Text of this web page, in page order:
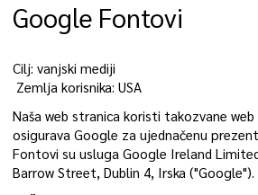
Google Fontovi
Cilj: vanjski mediji
Zemlja korisnika: USA
Naša web stranica koristi takozvane
osigurava Google za ujednačenu
Fontovi su usluga Google Ireland
Barrow Street, Dublin 4, Irska ("Google").